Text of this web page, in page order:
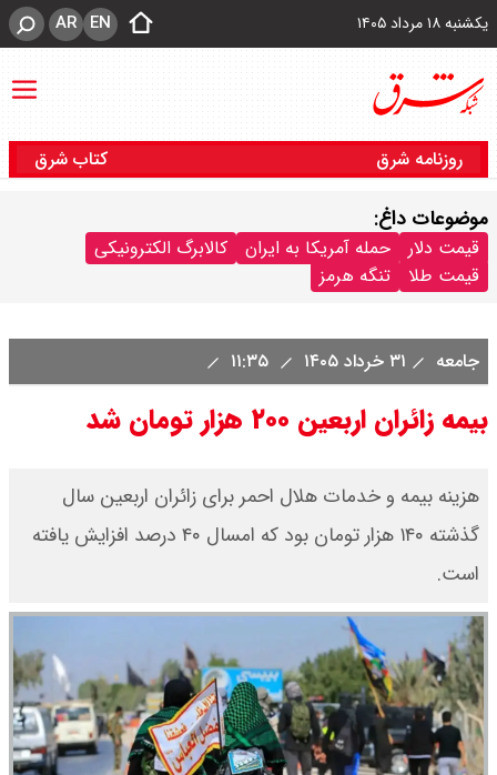
یکشنبه ۱۸ مرداد ۱۴۰۵ EN
AR
روزنامه شرق کتاب شرق
موضوعات داغ:
قیمت دلار حمله آمریکا به ایران
کالابرگ الکترونیکی
قیمت طلا
تنگه هرمز
جامعه ۳۱ خرداد ۱۴۰۵
بیمه زائران اربعین ۲۰۰ هزار تومان شد
هزینه بیمه و خدمات هلال احمر برای زائران اربعین سال
گذشته ۱۴۰ هزار تومان بود که امسال ۴۰ درصد افزایش یافته
است.